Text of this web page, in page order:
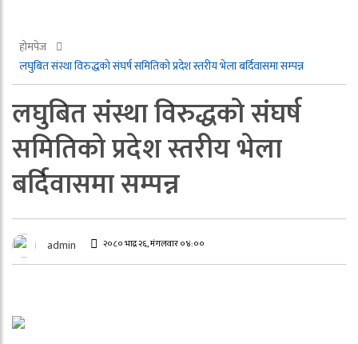
होमपेज
लघुबित संस्था विरुद्धको संघर्ष समितिको प्रदेश स्तरीय भेला बर्दिवासमा सम्पन्न
लघुबित संस्था विरुद्धको संघर्ष
समितिको प्रदेश स्तरीय भेला
बर्दिवासमा सम्पन्न
admin २०८० भाद्र २६, मंगलवार ०४:००